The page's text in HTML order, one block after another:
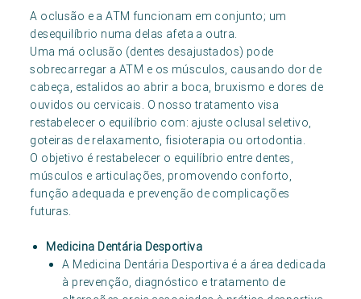
A oclusão e a ATM funcionam em conjunto; um
desequilíbrio numa delas afeta a outra.
Uma má oclusão (dentes desajustados) pode
sobrecarregar a ATM e os músculos, causando dor de
cabeça, estalidos ao abrir a boca, bruxismo e dores de
ouvidos ou cervicais. O nosso tratamento visa
restabelecer o equilíbrio com: ajuste oclusal seletivo,
goteiras de relaxamento, fisioterapia ou ortodontia.
O objetivo é restabelecer o equilíbrio entre dentes,
músculos e articulações, promovendo conforto,
função adequada e prevenção de complicações
futuras.
Medicina Dentária Desportiva
A Medicina Dentária Desportiva é a área dedicada
à prevenção, diagnóstico e tratamento de